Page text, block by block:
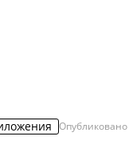
Опубликовано